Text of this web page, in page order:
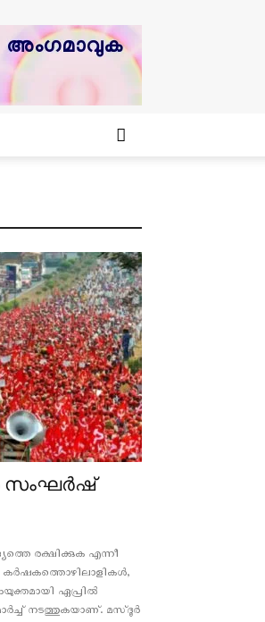
സംഘര്‍ഷ്
രക്ഷിക്കുക എന്നീ
കർഷകത്തൊഴിലാളികള്‍,
ഏപ്രിൽ
നടത്തുകയാണ്. മസ്‌ദൂർ